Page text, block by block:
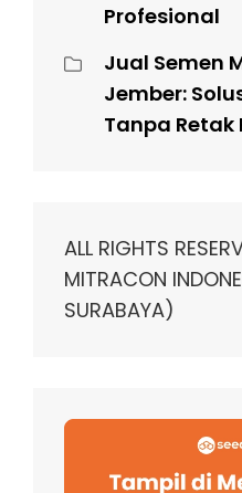
Profesional
Jual Semen
Jember:
Tanpa Retak
ALL RIGHTS
MITRACON
SURABAYA)